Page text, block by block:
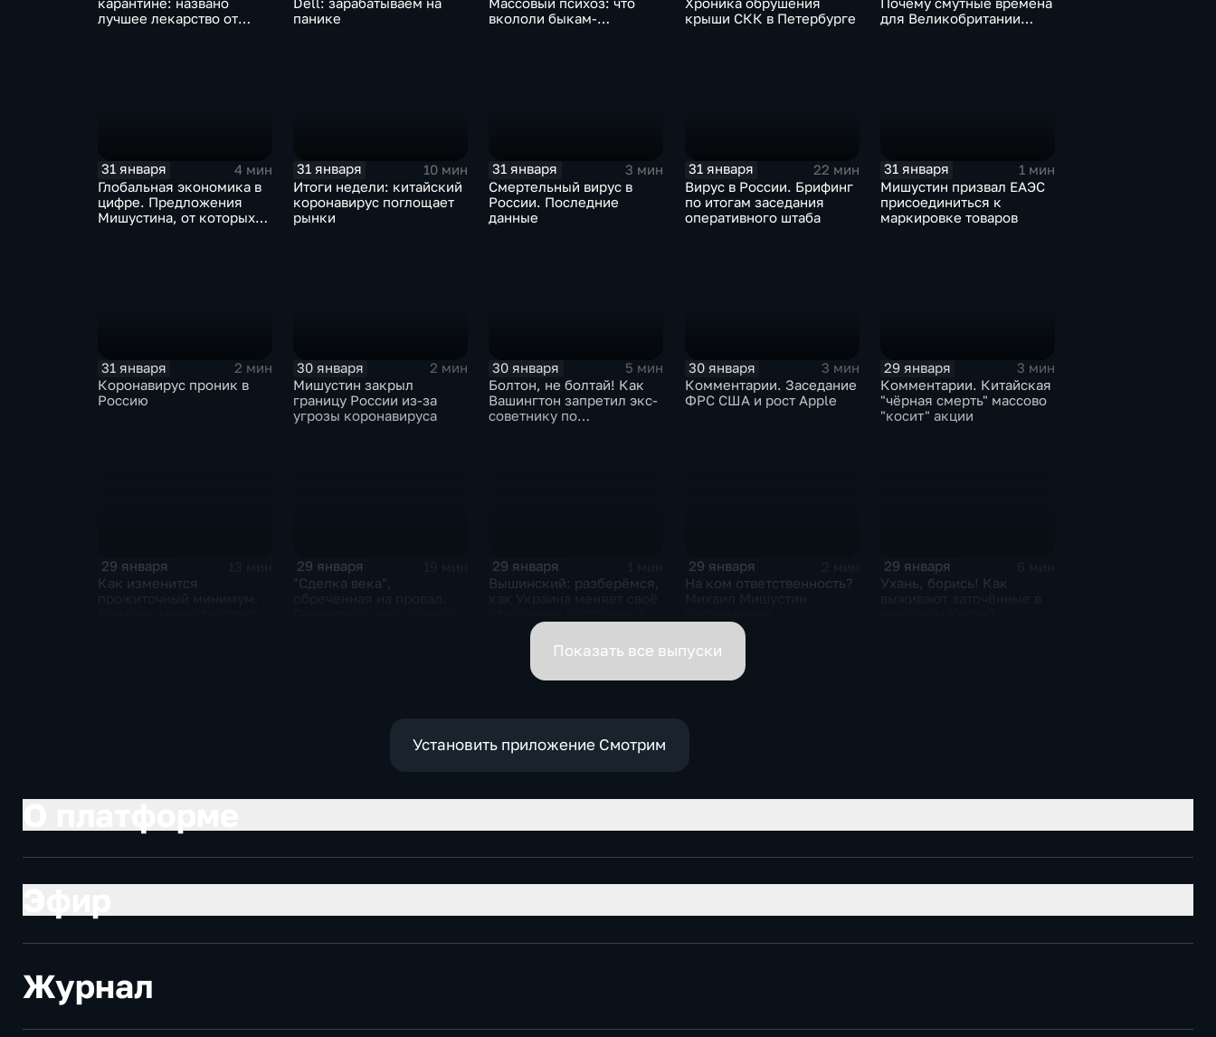
карантине: названо
лучшее лекарство от
Dell: зарабатываем на
панике
Массовый психоз: что
вкололи быкам-
Хроника обрушения
крыши СКК в Петербурге
Почему смутные времена
для Великобритании
31 января
4 мин
Глобальная экономика в
цифре. Предложения
Мишустина, от которых
31 января
10 мин
Итоги недели: китайский
коронавирус поглощает
рынки
31 января
3 мин
Смертельный вирус в
России. Последние
данные
31 января
22 мин
Вирус в России. Брифинг
по итогам заседания
оперативного штаба
31 января
1 мин
Мишустин призвал ЕАЭС
присоединиться к
маркировке товаров
31 января
2 мин
Коронавирус проник в
Россию
30 января
2 мин
Мишустин закрыл
границу России из-за
угрозы коронавируса
30 января
5 мин
Болтон, не болтай! Как
Вашингтон запретил экс-
советнику по
30 января
3 мин
Комментарии. Заседание
ФРС США и рост Apple
29 января
3 мин
Комментарии. Китайская
"чёрная смерть" массово
"косит" акции
29 января
Как изменится
29 января
"Сделка века",
29 января
Вышинский: разберёмся,
почему
29 января
На ком ответственность?
обязанности вице-
премьеров
29 января
Ухань, борись! Как
Показать все выпуски
Установить приложение Смотрим
Журнал